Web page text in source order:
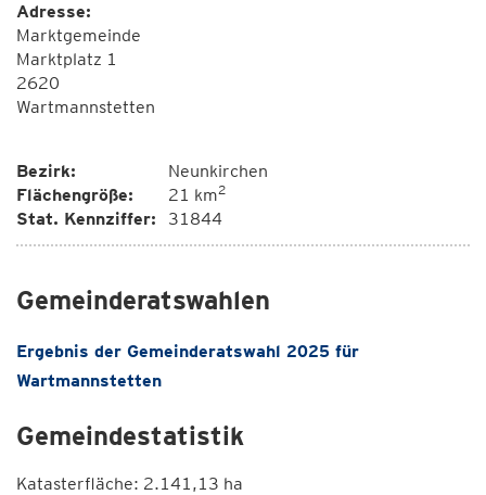
Adresse:
Marktgemeinde
Marktplatz 1
2620
Wartmannstetten
Bezirk:
Neunkirchen
Flächengröße:
21 km2
Stat. Kennziffer: 31844
Gemeinderatswahlen
Ergebnis der Gemeinderatswahl 2025 für
Wartmannstetten
Gemeindestatistik
Katasterfläche: 2.141,13 ha